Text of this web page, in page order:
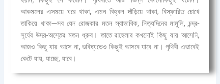
আকমলের এসময়ে ঘরে থাকা, এমন বিহ্বল দাঁড়িয়ে থাকা, বিস্ফারিত চোখে
তাকিয়ে থাকা─সব যেন রোজকার মতন স্বাভাবিক, নিত্যদিনের মামুলি, চন্দ্র-
সূর্যের উদয়-অস্তের মতন ধ্রুব। তাতে রাহেলার কখনোই কিছু যায় আসেনি,
আজও কিছু যায় আসে না, ভবিষ্যতেও কিছুই আসবে যাবে না। পৃথিবী এভাবেই
কেটে যায়, যাচ্ছে, যাবে।